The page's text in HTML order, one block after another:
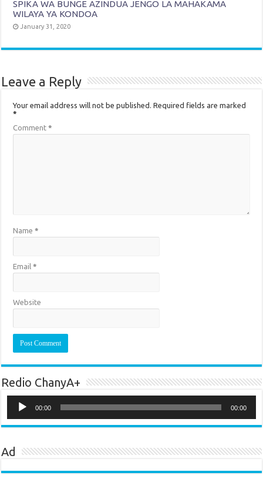
SPIKA WA BUNGE AZINDUA JENGO LA MAHAKAMA
WILAYA YA KONDOA
January 31, 2020
Leave a Reply
Your email address will not be published. Required fields are marked
*
Comment*
Name*
Email*
Website
Redio ChanyA+
Player
00:00 00:00
Ad